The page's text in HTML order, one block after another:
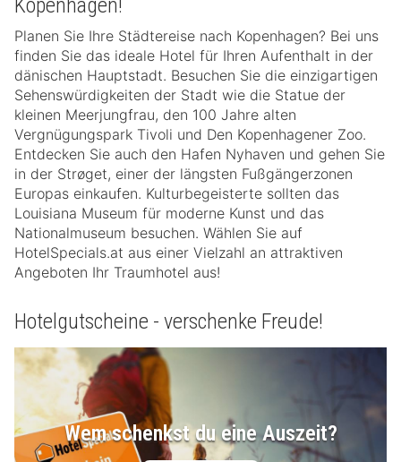
Kopenhagen!
Planen Sie Ihre Städtereise nach Kopenhagen? Bei uns
finden Sie das ideale Hotel für Ihren Aufenthalt in der
dänischen Hauptstadt. Besuchen Sie die einzigartigen
Sehenswürdigkeiten der Stadt wie die Statue der
kleinen Meerjungfrau, den 100 Jahre alten
Vergnügungspark Tivoli und Den Kopenhagener Zoo.
Entdecken Sie auch den Hafen Nyhaven und gehen Sie
in der Strøget, einer der längsten Fußgängerzonen
Europas einkaufen. Kulturbegeisterte sollten das
Louisiana Museum für moderne Kunst und das
Nationalmuseum besuchen. Wählen Sie auf
HotelSpecials.at aus einer Vielzahl an attraktiven
Angeboten Ihr Traumhotel aus!
Hotelgutscheine - verschenke Freude!
Wem schenkst du eine Auszeit?